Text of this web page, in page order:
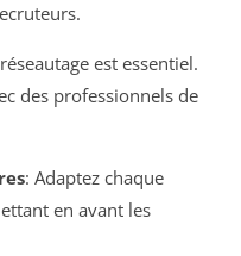
est essentiel.
des professionnels de
: Adaptez chaque
en avant les